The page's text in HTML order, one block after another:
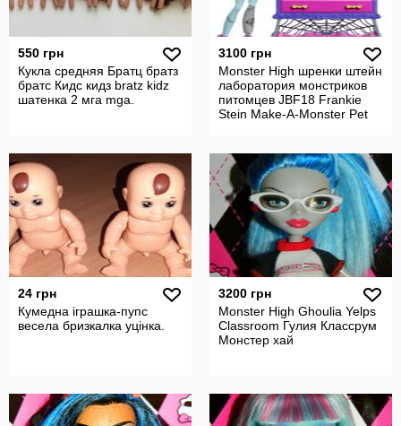
550 грн
Кукла средняя Братц братз
братс Кидс кидз bratz kidz
шатенка 2 мга mga.
3100 грн
Monster High шренки штейн
лаборатория монстриков
питомцев JBF18 Frankie
Stein Make-A-Monster Pet
24 грн
Кумедна іграшка-пупс
весела бризкалка уцінка.
3200 грн
Monster High Ghoulia Yelps
Classroom Гулия Классрум
Монстер хай